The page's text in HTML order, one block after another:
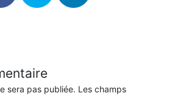
sera pas publiée. Les champs